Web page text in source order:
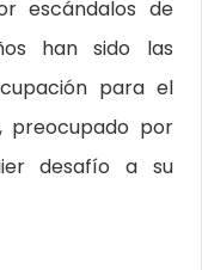
escándalos de
han sido las
para el
preocupado por
desafío a su